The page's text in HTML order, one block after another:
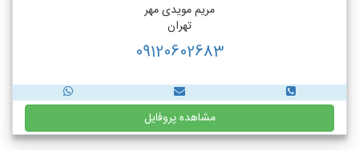
مریم مویدی مهر
تهران
09120602683
مشاهده پروفایل